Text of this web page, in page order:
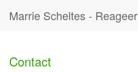
Marrie Scheltes - Reageer
Contact